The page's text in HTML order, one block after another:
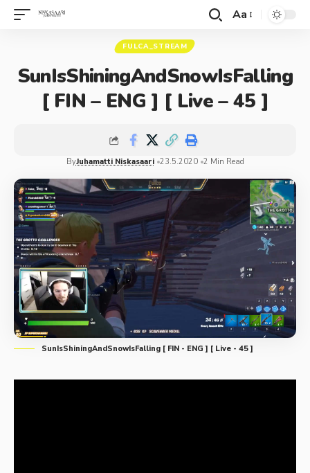
Aa
FULCA_STREAM
SunIsShiningAndSnowIsFalling
[ FIN – ENG ] [ Live – 45 ]
ByJuhamatti Niskasaari 23.5.2020 2 Min Read
SunIsShiningAndSnowIsFalling [ FIN - ENG ] [ Live - 45 ]